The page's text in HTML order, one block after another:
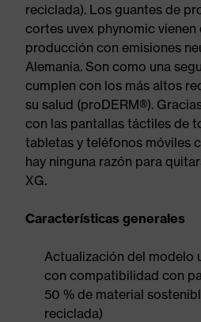
reciclada). Los guantes de
cortes uvex phynomic vienen
producción con emisiones
Alemania. Son como una
cumplen con los más altos
su salud (proDERM®).
con las pantallas táctiles de
tabletas y teléfonos móviles
hay ninguna razón para
XG.
Características generales
Actualización del modelo
con compatibilidad con
50 % de material
reciclada)